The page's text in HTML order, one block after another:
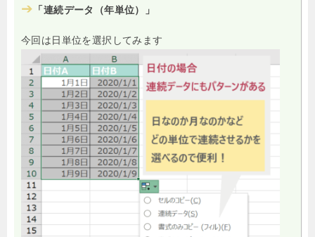
➔ 「連続データ（年単位）」
今回は日単位を選択してみます